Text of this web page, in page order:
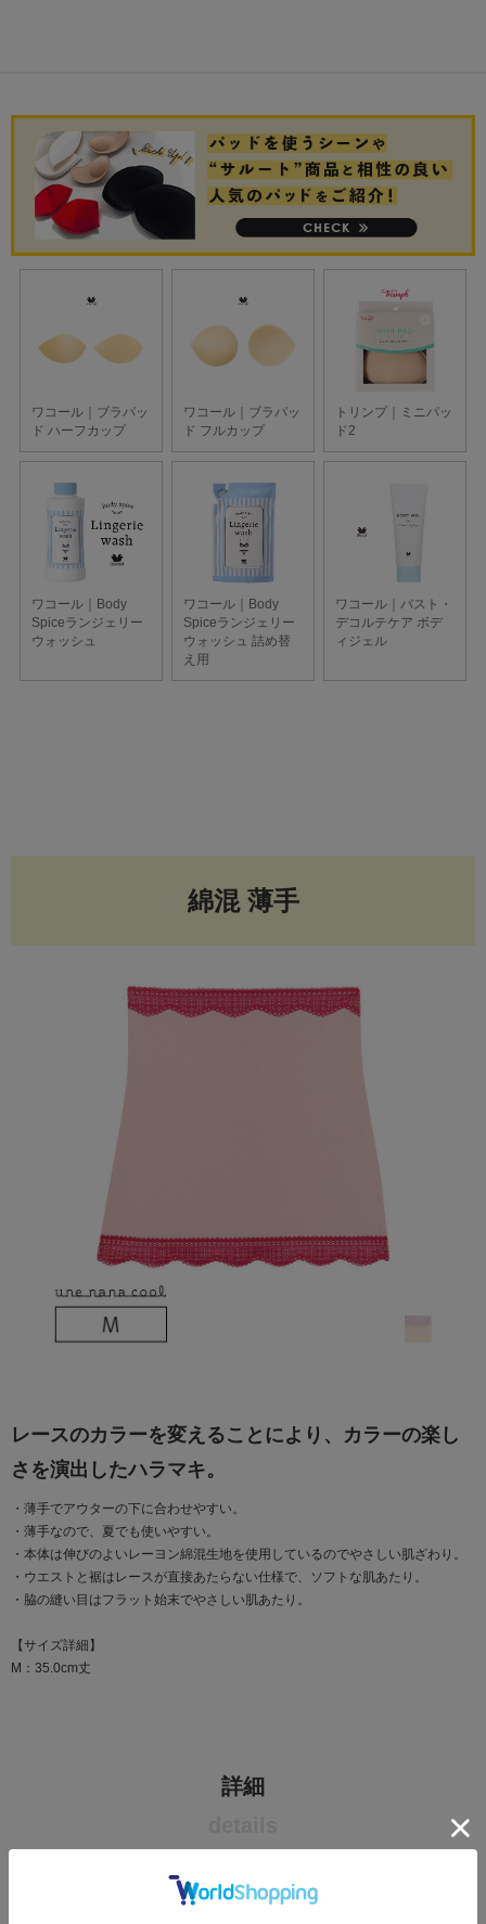
綿混 薄手
レースのカラーを変えることにより、カラーの楽し
さを演出したハラマキ。
・薄手でアウターの下に合わせやすい。
・薄手なので、夏でも使いやすい。
・本体は伸びのよいレーヨン綿混生地を使用しているのでやさしい肌ざわり。
・ウエストと裾はレースが直接あたらない仕様で、ソフトな肌あたり。
・脇の縫い目はフラット始末でやさしい肌あたり。
【サイズ詳細】
M：35.0cm丈
詳細